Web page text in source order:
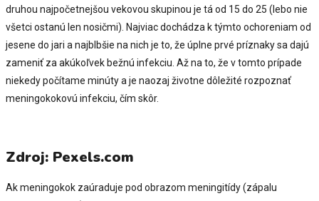
druhou najpočetnejšou vekovou skupinou je tá od 15 do 25 (lebo nie
všetci ostanú len nosičmi). Najviac dochádza k týmto ochoreniam od
jesene do jari a najblbšie na nich je to, že úplne prvé príznaky sa dajú
zameniť za akúkoľvek bežnú infekciu. Až na to, že v tomto prípade
niekedy počítame minúty a je naozaj životne dôležité rozpoznať
meningokokovú infekciu, čím skôr.
Zdroj: Pexels.com
Ak meningokok zaúraduje pod obrazom meningitídy (zápalu